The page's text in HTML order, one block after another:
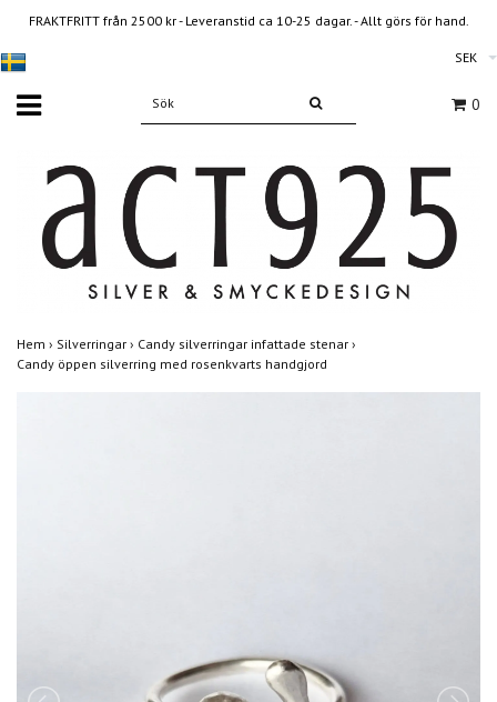
FRAKTFRITT från 2500 kr - Leveranstid ca 10-25 dagar. - Allt görs för hand.
SEK
0
Hem › Silverringar › Candy silverringar infattade stenar ›
Candy öppen silverring med rosenkvarts handgjord